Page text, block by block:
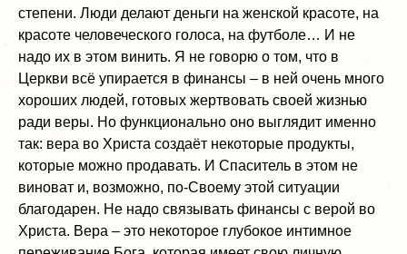
степени. Люди делают деньги на женской красоте, на
красоте человеческого голоса, на футболе… И не
надо их в этом винить. Я не говорю о том, что в
Церкви всё упирается в финансы – в ней очень много
хороших людей, готовых жертвовать своей жизнью
ради веры. Но функционально оно выглядит именно
так: вера во Христа создаёт некоторые продукты,
которые можно продавать. И Спаситель в этом не
виноват и, возможно, по-Своему этой ситуации
благодарен. Не надо связывать финансы с верой во
Христа. Вера – это некоторое глубокое интимное